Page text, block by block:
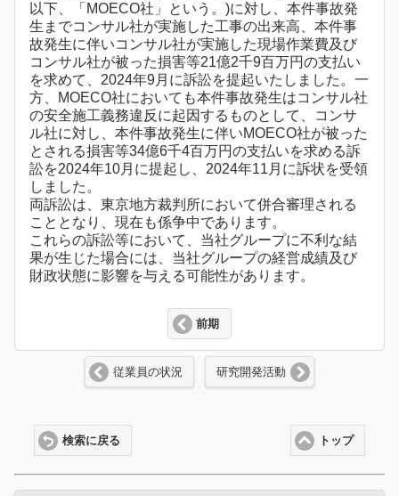
以下、「MOECO社」という。)に対し、本件事故発
生までコンサル社が実施した工事の出来高、本件事
故発生に伴いコンサル社が実施した現場作業費及び
コンサル社が被った損害等21億2千9百万円の支払い
を求めて、2024年9月に訴訟を提起いたしました。一
方、MOECO社においても本件事故発生はコンサル社
の安全施工義務違反に起因するものとして、コンサ
ル社に対し、本件事故発生に伴いMOECO社が被った
とされる損害等34億6千4百万円の支払いを求める訴
訟を2024年10月に提起し、2024年11月に訴状を受領
しました。
両訴訟は、東京地方裁判所において併合審理される
こととなり、現在も係争中であります。
これらの訴訟等において、当社グループに不利な結
果が生じた場合には、当社グループの経営成績及び
財政状態に影響を与える可能性があります。
前期
従業員の状況 研究開発活動
トップ
検索に戻る